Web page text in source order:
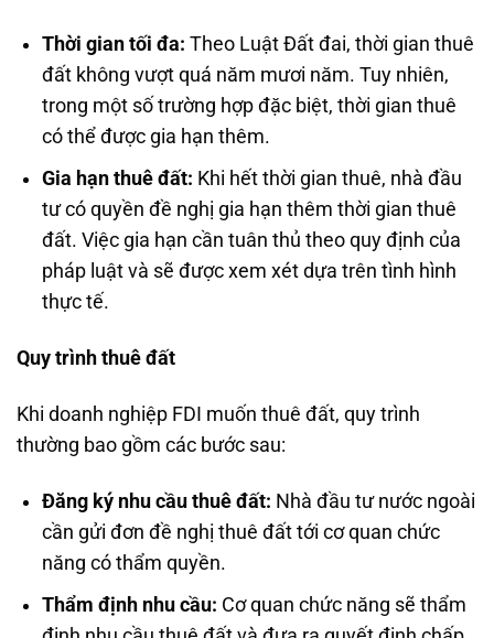
Thời gian tối đa: Theo Luật Đất đai, thời gian thuê
đất không vượt quá năm mươi năm. Tuy nhiên,
trong một số trường hợp đặc biệt, thời gian thuê
có thể được gia hạn thêm.
Gia hạn thuê đất: Khi hết thời gian thuê, nhà đầu
tư có quyền đề nghị gia hạn thêm thời gian thuê
đất. Việc gia hạn cần tuân thủ theo quy định của
pháp luật và sẽ được xem xét dựa trên tình hình
thực tế.
Quy trình thuê đất
Khi doanh nghiệp FDI muốn thuê đất, quy trình
thường bao gồm các bước sau:
Đăng ký nhu cầu thuê đất: Nhà đầu tư nước ngoài
cần gửi đơn đề nghị thuê đất tới cơ quan chức
năng có thẩm quyền.
Thẩm định nhu cầu: Cơ quan chức năng sẽ thẩm